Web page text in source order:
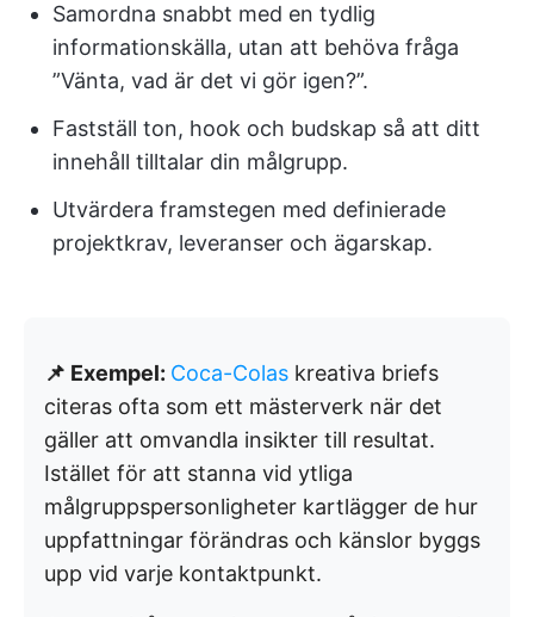
Samordna snabbt med en tydlig
informationskälla, utan att behöva fråga
”Vänta, vad är det vi gör igen?”.
Fastställ ton, hook och budskap så att ditt
innehåll tilltalar din målgrupp.
Utvärdera framstegen med definierade
projektkrav, leveranser och ägarskap.
📌 Exempel: Coca-Colas kreativa briefs
citeras ofta som ett mästerverk när det
gäller att omvandla insikter till resultat.
Istället för att stanna vid ytliga
målgruppspersonligheter kartlägger de hur
uppfattningar förändras och känslor byggs
upp vid varje kontaktpunkt.